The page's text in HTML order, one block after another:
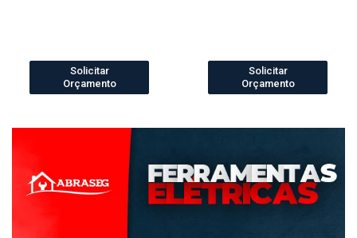
Solicitar
Orçamento
Solicitar
Orçamento